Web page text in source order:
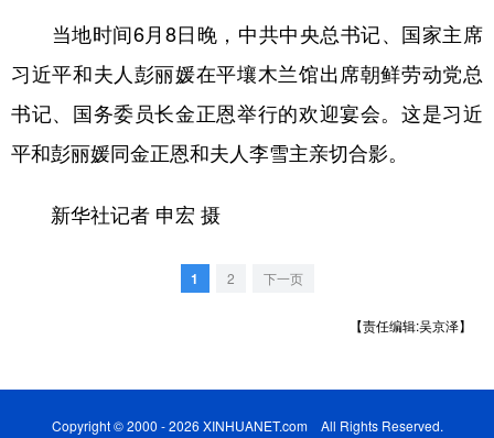
城市 旅游 能源 会展
彩票 娱乐 时尚 悦读
公益 一带一路 亚太网 上市公司
当地时间6月8日晚，中共中央总书记、国家主席
习近平和夫人彭丽媛在平壤木兰馆出席朝鲜劳动党总
书记、国务委员长金正恩举行的欢迎宴会。这是习近
平和彭丽媛同金正恩和夫人李雪主亲切合影。
新华社记者 申宏 摄
1 2 下一页
【责任编辑:吴京泽】
Copyright © 2000 - 2026 XINHUANET.com All Rights Reserved.